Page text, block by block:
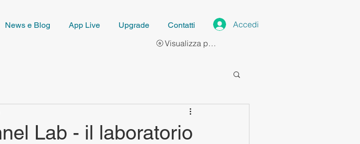
News e Blog App Live Upgrade Contatti
Accedi
Visualizza punti
Lab - il laboratorio